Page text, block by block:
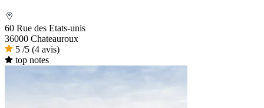
60 Rue des Etats-unis
36000 Chateauroux
5 /5 (4 avis)
top notes